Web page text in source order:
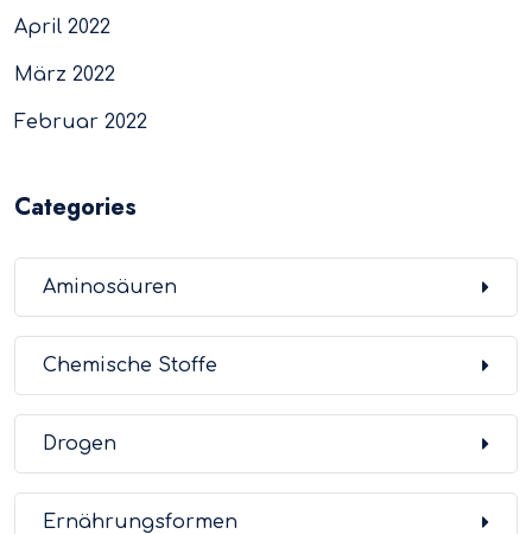
April 2022
März 2022
Februar 2022
Categories
Aminosäuren
Chemische Stoffe
Drogen
Ernährungsformen